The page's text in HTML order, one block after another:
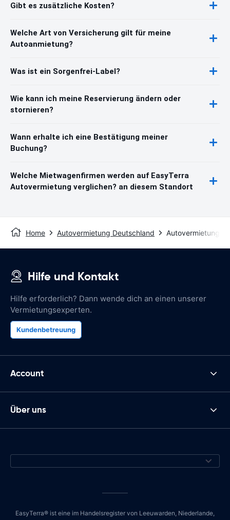
Gibt es zusätzliche Kosten?
Welche Art von Versicherung gilt für meine
Autoanmietung?
Was ist ein Sorgenfrei-Label?
Wie kann ich meine Reservierung ändern oder
stornieren?
Wann erhalte ich eine Bestätigung meiner
Buchung?
Welche Mietwagenfirmen werden auf EasyTerra
Autovermietung verglichen? an diesem Standort
Home Autovermietung Deutschland Autovermietung
Hilfe und Kontakt
Hilfe erforderlich? Dann wende dich an einen unserer
Vermietungsexperten.
Kundenbetreuung
Account
Über uns
EasyTerra® ist eine im Handelsregister von Leeuwarden, Niederlande,